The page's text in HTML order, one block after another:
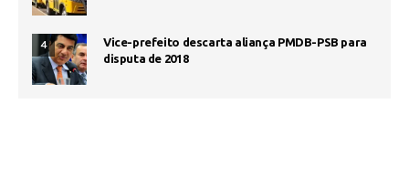
4
Vice-prefeito descarta aliança PMDB-PSB para
disputa de 2018